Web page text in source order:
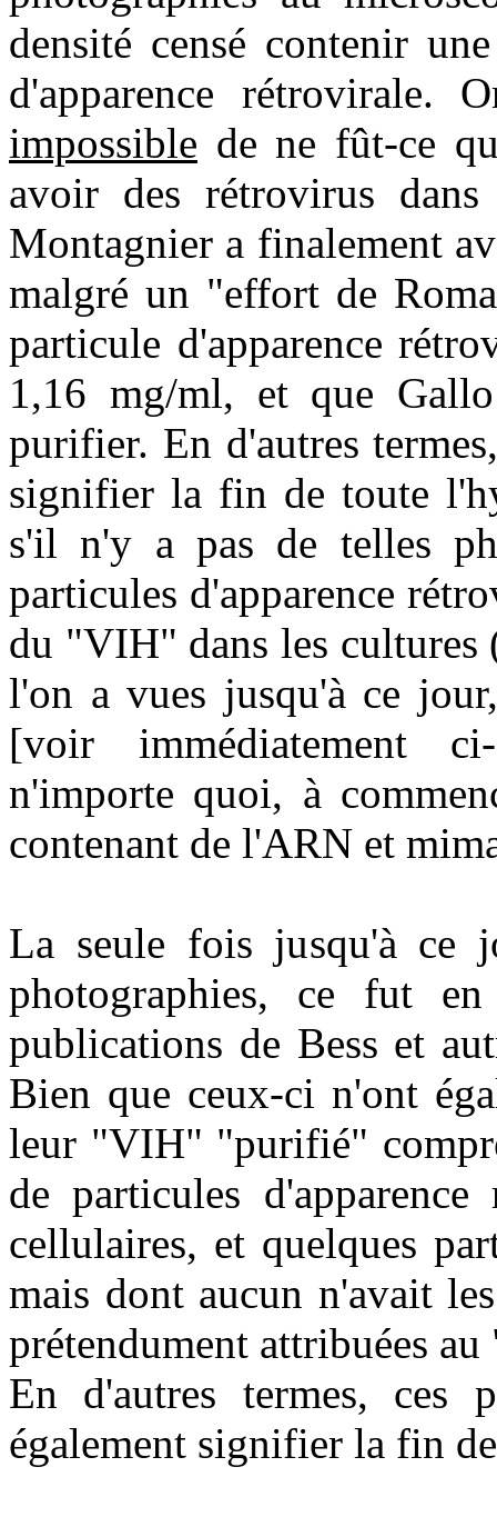
densité censé contenir
d'apparence rétrovirale.
impossible de ne fût-ce
avoir des rétrovirus
Montagnier a finalement
malgré un "effort de
particule d'apparence
1,16 mg/ml, et que
purifier. En d'autres
signifier la fin de toute
s'il n'y a pas de telles
particules d'apparence
du "VIH" dans les cultures
l'on a vues jusqu'à ce
[voir immédiatement ci-
n'importe quoi, à
contenant de l'ARN et
La seule fois jusqu'à
photographies, ce fut
publications de Bess et
Bien que ceux-ci n'ont
leur "VIH" "purifié"
de particules
cellulaires, et quelques
mais dont aucun n'avait
prétendument attribuées
En d'autres termes, ces
également signifier la fin